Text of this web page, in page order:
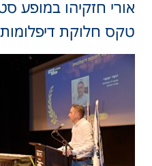
אורי חזקיהו במופע
טקס חלוקת